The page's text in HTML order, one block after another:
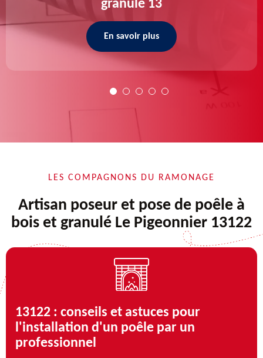
granulé 13
En savoir plus
LES COMPAGNONS DU RAMONAGE
Artisan poseur et pose de poêle à
bois et granulé Le Pigeonnier 13122
13122 : conseils et astuces pour
l'installation d'un poêle par un
professionnel